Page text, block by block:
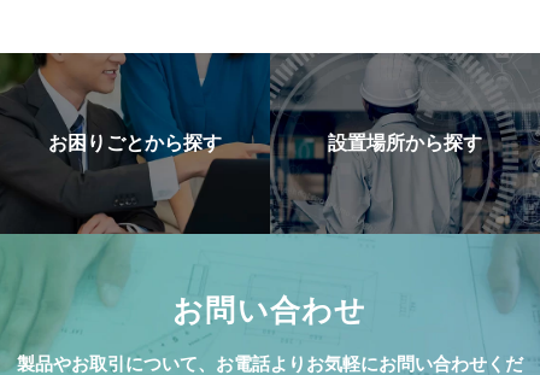
お困りごとから探す 設置場所から探す
お問い合わせ
製品やお取引について、お電話よりお気軽にお問い合わせくだ